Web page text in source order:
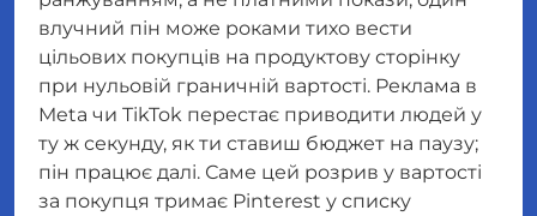
влучний пін може роками тихо вести
цільових покупців на продуктову сторінку
при нульовій граничній вартості. Реклама в
Meta чи TikTok перестає приводити людей у
ту ж секунду, як ти ставиш бюджет на паузу;
пін працює далі. Саме цей розрив у вартості
за покупця тримає Pinterest у списку